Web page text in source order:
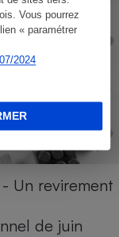
Vous pourrez
« paramétrer
2024
Un revirement
de juin